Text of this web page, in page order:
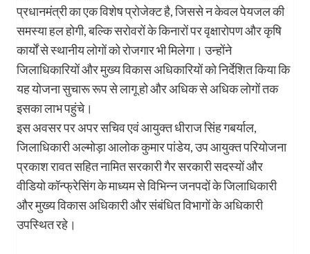
प्रधानमंत्री का एक विशेष प्रोजेक्ट है, जिससे न केवल पेयजल की
समस्या हल होगी, बल्कि सरोवरों के किनारों पर वृक्षारोपण और कृषि
कार्यों से स्थानीय लोगों को रोजगार भी मिलेगा। उन्होंने
जिलाधिकारियों और मुख्य विकास अधिकारियों को निर्देशित किया कि
यह योजना सुचारू रूप से लागू हो और अधिक से अधिक लोगों तक
इसका लाभ पहुंचे।
इस अवसर पर अपर सचिव एवं आयुक्त धीराज सिंह गबर्याल,
जिलाधिकारी अल्मोड़ा आलोक कुमार पांडेय, उप आयुक्त परियोजना
प्रकाश रावत सहित नामित सरकारी गैर सरकारी सदस्यों और
वीडियो कॉन्फ्रेसिंग के माध्यम से विभिन्न जनपदों के जिलाधिकारी
और मुख्य विकास अधिकारी और संबंधित विभागों के अधिकारी
उपस्थित रहे।